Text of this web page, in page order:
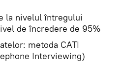
la nivelul întregului
de încredere de 95%
metoda CATI
Interviewing)